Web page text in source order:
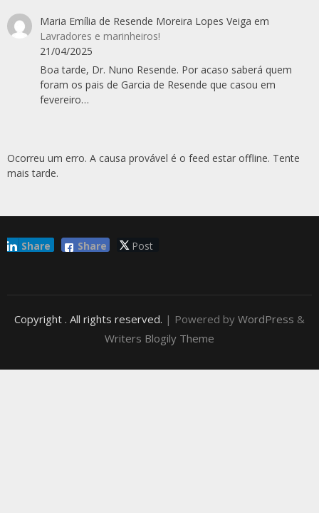
Maria Emília de Resende Moreira Lopes Veiga em
Lavradores e marinheiros!
21/04/2025
Boa tarde, Dr. Nuno Resende. Por acaso saberá quem
foram os pais de Garcia de Resende que casou em
fevereiro…
Ocorreu um erro. A causa provável é o feed estar offline. Tente
mais tarde.
Share Post
Share
Copyright . All rights reserved. | Powered by WordPress &
Writers Blogily Theme